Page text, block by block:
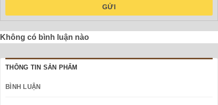
GỬI
Không có bình luận nào
THÔNG TIN SẢN PHẨM
BÌNH LUẬN